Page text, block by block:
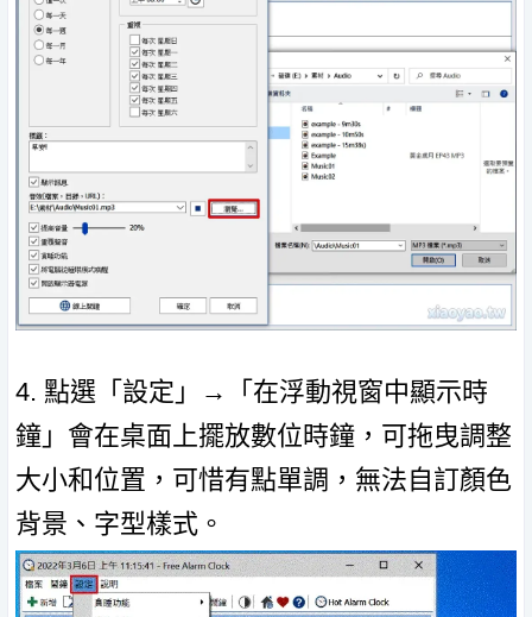
4. 點選「設定」→「在浮動視窗中顯示時
鐘」會在桌面上擺放數位時鐘，可拖曳調整
大小和位置，可惜有點單調，無法自訂顏色
背景、字型樣式。